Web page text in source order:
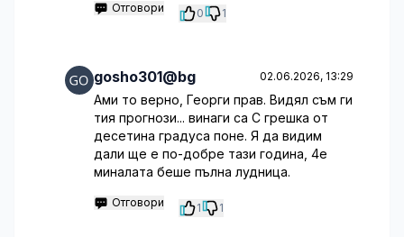
Отговори 0 1
gosho301@bg 02.06.2026, 13:29
Ами то верно, Георги прав. Видял съм ги
тия прогнози... винаги са С грешка от
десетина градуса поне. Я да видим
дали ще е по-добре тази година, 4е
миналата беше пълна лудница.
Отговори 1 1